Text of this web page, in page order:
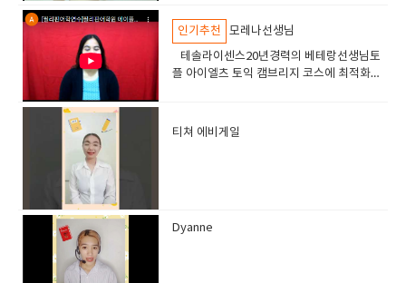
인기추천
모레나선생님
테솔라이센스20년경력의 베테랑선생님토
플 아이엘츠 토익 캠브리지 코스에 최적화된
티쳐 에비게일
Dyanne